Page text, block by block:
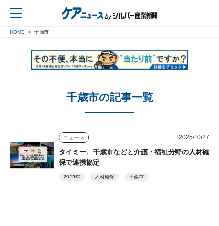
HOME 千歳市
千歳市の記事一覧
ニュース 2025/10/27
タイミー、千歳市などと介護・福祉分野の人材確
保で連携協定
2025年 人材確保 千歳市